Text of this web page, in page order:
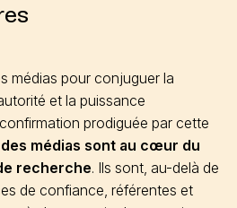
médias pour conjuguer la
et la puissance
prodiguée par cette
médias sont au cœur du
recherche. Ils sont, au-delà de
de confiance, référentes et